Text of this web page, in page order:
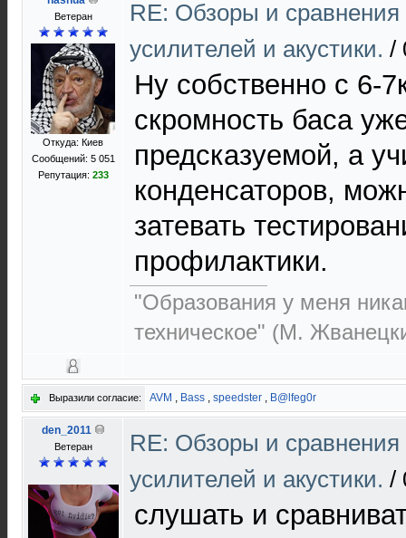
Ветеран
Откуда: Киев
Сообщений: 5 051
Репутация: 233
RE: Обзоры и
усилителей и акустики. /
Ну собственно с 6-
скромность баса
предсказуемой, а
конденсаторов,
затевать
профилактики.
"Образования у меня
техническое" (М.
Выразили согласие: AVM , Bass , speedster , B@lfeg0r
den_2011
Ветеран
RE: Обзоры и
усилителей и акустики. /
слушать и